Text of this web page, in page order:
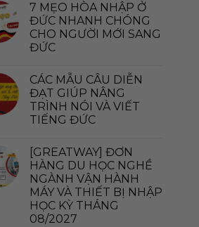
7 MẸO HÒA NHẬP Ở
ĐỨC NHANH CHÓNG
CHO NGƯỜI MỚI SANG
ĐỨC
CÁC MẪU CÂU DIỄN
ĐẠT GIÚP NÂNG
TRÌNH NÓI VÀ VIẾT
TIẾNG ĐỨC
[GREATWAY] ĐƠN
HÀNG DU HỌC NGHỀ
NGÀNH VẬN HÀNH
MÁY VÀ THIẾT BỊ NHẬP
HỌC KỲ THÁNG
08/2027